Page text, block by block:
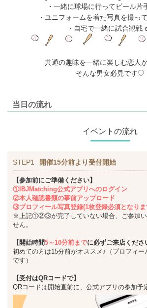
・一緒に球場に行ってビール片
・ユニフォームを着た写真を撮っ
・自宅で一緒に試合観戦
共通の趣味を一緒に楽しむ恋人
そんな男女必見です♡
当日の流れ
イベントの流れ
STEP1 開催15分前より受付開始
【参加前にご準備ください】
①IBJMatching公式アプリへのログイン
②本人確認書類の事前アップロード
③プロフィール写真登録(1枚登録必須となりま
※上記①②③が完了していない場合、ご参加い
せん。
【開始時間5～10分前までに必ずご来店くださ
初めての方は15分前がオススメ♪（プロフィ
です）
【受付はQRコードで】
QRコードは開始直前に、公式アプリの参加予